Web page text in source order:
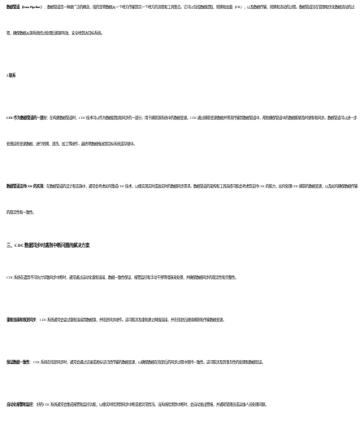
数据管道（Data Pipeline） ：数据管道是一种更广泛的概念，指的是将数据从一个地方传输到另一个地方的流程和工具集合。它可以包括数据提取、转换和加载（ETL），以及数据传输、转换和流动的过程。数据管道旨在管理和优化数据流动的过
程，确保数据从源系统经过处理后能够有效、安全地到达目标系统。
2.联系
CDC作为数据管道的一部分： 在构建数据管道时，CDC技术可以作为数据提取和同步的一部分，用于捕获源系统中的数据变更。CDC通过捕获变更数据并将其传输到数据管道中，帮助确保管道中的数据能够及时更新和同步。数据管道可以进一步
处理这些变更数据，进行转换、清洗、加工等操作，最终将数据推送到目标系统或存储中。
数据管道支持CDC的实现： 在数据管道的设计和实施中，通常会考虑如何集成CDC技术，以便实现实时或准实时的数据同步需求。数据管道的架构和工具选择可能会考虑到支持CDC的能力，如何处理CDC捕获的数据变更，以及如何确保数据传输
的稳定性和一致性。
三、CDC数据同步时遇到中断问题的解决方案
CDC系统在遇到不可抗力导致同步中断时，通常通过自动化重新连接、数据一致性保证、报警监控和手动干预等措施来处理，并确保数据同步的稳定性和完整性。
重新连接和恢复同步： CDC系统通常会尝试重新连接到数据源，并恢复同步操作。这可能涉及重新建立网络连接，并在恢复后继续捕获和传输数据变更。
保证数据一致性： CDC系统在恢复同步时，通常会通过记录或者标记已经传输的数据变更，以确保数据在恢复后的同步过程中保持一致性。这可能涉及到事务性的处理和数据验证。
自动化报警和监控： 好的CDC系统通常会集成报警和监控功能，以便实时检测到同步中断或者异常情况。当系统检测到中断时，会自动发出警报，并通知管理员或运维人员处理问题。